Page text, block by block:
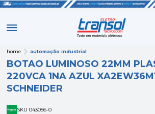
home automação industrial
BOTAO LUMINOSO 22MM
220VCA 1NA AZUL
SCHNEIDER
SKU 043056-0